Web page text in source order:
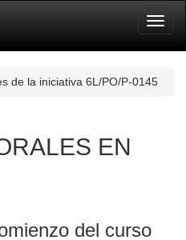
de la iniciativa 6L/PO/P-0145
EN
del curso